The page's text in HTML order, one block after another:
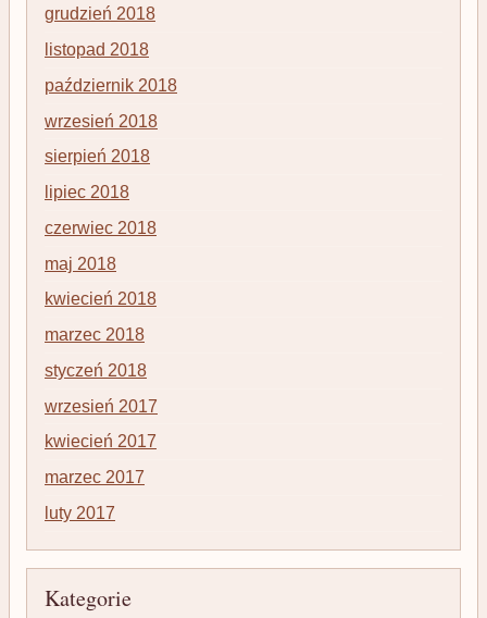
grudzień 2018
listopad 2018
październik 2018
wrzesień 2018
sierpień 2018
lipiec 2018
czerwiec 2018
maj 2018
kwiecień 2018
marzec 2018
styczeń 2018
wrzesień 2017
kwiecień 2017
marzec 2017
luty 2017
Kategorie